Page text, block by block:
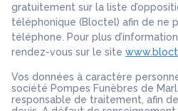
gratuitement sur la liste
téléphonique (Bloctel) afin de ne
téléphone. Pour plus
rendez-vous sur le site
Vos données à caractère
société Pompes Funèbres de
responsable de traitement, afin